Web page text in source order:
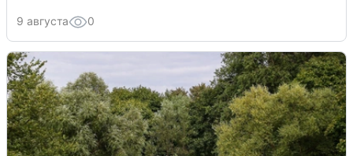
9 августа 0